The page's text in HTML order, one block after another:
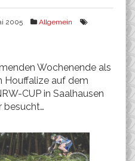
2005
Allgemein
Wochenende als
Houffalize auf dem
CUP in Saalhausen
besucht…